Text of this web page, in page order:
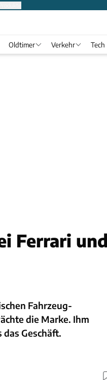
Oldtimer Verkehr
Ferrari
Fahrzeug-
die Marke. Ihm
Geschäft.